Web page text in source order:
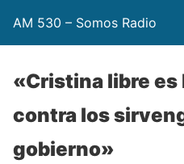
AM 530 – Somos Radio
«Cristina libre
contra los
gobierno»